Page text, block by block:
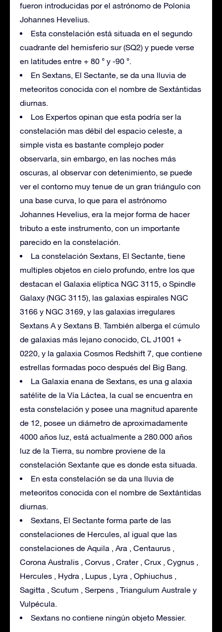
fueron introducidas por el astrónomo de Polonia
Johannes Hevelius.
Esta constelación está situada en el segundo
cuadrante del hemisferio sur (SQ2) y puede verse
en latitudes entre + 80 ° y -90 °.
En Sextans, El Sectante, se da una lluvia de
meteoritos conocida con el nombre de Sextántidas
diurnas.
Los Expertos opinan que esta podría ser la
constelación mas débil del espacio celeste, a
simple vista es bastante complejo poder
observarla, sin embargo, en las noches más
oscuras, al observar con detenimiento, se puede
ver el contorno muy tenue de un gran triángulo con
una base curva, lo que para el astrónomo
Johannes Hevelius, era la mejor forma de hacer
tributo a este instrumento, con un importante
parecido en la constelación.
La constelación Sextans, El Sectante, tiene
multiples objetos en cielo profundo, entre los que
destacan el Galaxia elíptica NGC 3115, o Spindle
Galaxy (NGC 3115), las galaxias espirales NGC
3166 y NGC 3169, y las galaxias irregulares
Sextans A y Sextans B. También alberga el cúmulo
de galaxias más lejano conocido, CL J1001 +
0220, y la galaxia Cosmos Redshift 7, que contiene
estrellas formadas poco después del Big Bang.
La Galaxia enana de Sextans, es una g alaxia
satélite de la Vía Láctea, la cual se encuentra en
esta constelación y posee una magnitud aparente
de 12, posee un diámetro de aproximadamente
4000 años luz, está actualmente a 280.000 años
luz de la Tierra, su nombre proviene de la
constelación Sextante que es donde esta situada.
En esta constelación se da una lluvia de
meteoritos conocida con el nombre de Sextántidas
diurnas.
Sextans, El Sectante forma parte de las
constelaciones de Hercules, al igual que las
constelaciones de Aquila , Ara , Centaurus ,
Corona Australis , Corvus , Crater , Crux , Cygnus ,
Hercules , Hydra , Lupus , Lyra , Ophiuchus ,
Sagitta , Scutum , Serpens , Triangulum Australe y
Vulpécula.
Sextans no contiene ningún objeto Messier.